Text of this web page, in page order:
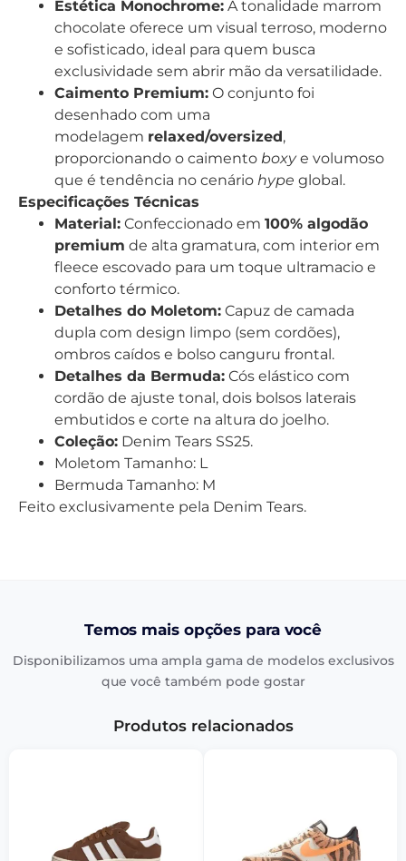
Estética Monochrome: A tonalidade marrom
chocolate oferece um visual terroso, moderno
e sofisticado, ideal para quem busca
exclusividade sem abrir mão da versatilidade.
Caimento Premium: O conjunto foi
desenhado com uma
modelagem relaxed/oversized,
proporcionando o caimento boxye volumoso
que é tendência no cenário hype global.
Especificações Técnicas
Material: Confeccionado em 100% algodão
premium de alta gramatura, com interior em
fleece escovado para um toque ultramacio e
conforto térmico.
Detalhes do Moletom: Capuz de camada
dupla com design limpo (sem cordões),
ombros caídos e bolso canguru frontal.
Detalhes da Bermuda: Cós elástico com
cordão de ajuste tonal, dois bolsos laterais
embutidos e corte na altura do joelho.
Coleção: Denim Tears SS25.
Moletom Tamanho: L
Bermuda Tamanho: M
Feito exclusivamente pela Denim Tears.
Temos mais opções para você
Disponibilizamos uma ampla gama de modelos exclusivos
que você também pode gostar
Produtos relacionados